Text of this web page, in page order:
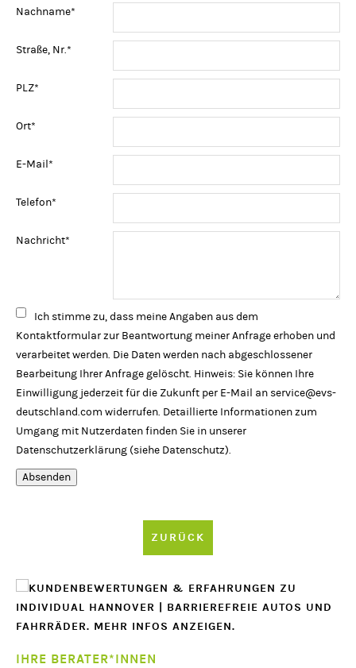
Pflichtfeld
Nachname*
Pflichtfeld
Straße, Nr.*
Pflichtfeld
PLZ*
Pflichtfeld
Ort*
Pflichtfeld
E-Mail *
Pflichtfeld
Telefon*
Pflichtfeld
Nachricht*
Ich stimme zu, dass meine Angaben aus dem
Kontaktformular zur Beantwortung meiner Anfrage erhoben und
verarbeitet werden. Die Daten werden nach abgeschlossener
Bearbeitung Ihrer Anfrage gelöscht. Hinweis: Sie können Ihre
Einwilligung jederzeit für die Zukunft per E-Mail an service@evs-
deutschland.com widerrufen. Detaillierte Informationen zum
Umgang mit Nutzerdaten finden Sie in unserer
Datenschutzerklärung (siehe Datenschutz).
Absenden
ZURÜCK
IHRE BERATER*INNEN